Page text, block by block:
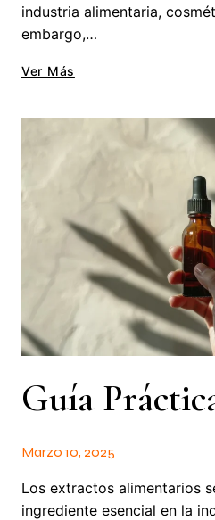
industria alimentaria,
embargo,…
Ver Más
Marzo 10, 2025
Los extractos alimentarios
ingrediente esencial en la